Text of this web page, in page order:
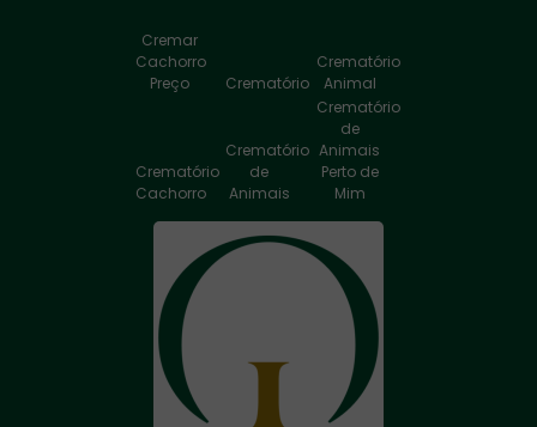
Cremar
Cachorro
Preço
Crematório
Crematório
Animal
Crematório
Cachorro
Crematório
de
Animais
Crematório
de
Animais
Perto de
Mim
Crematório
Animais
Valor
Crematório
Crematório
de Cão
Crematório
de Pet
Crematório
para
Cachorro
Crematório
para
Gatos
Crematório
Mim
Crematório
Pet